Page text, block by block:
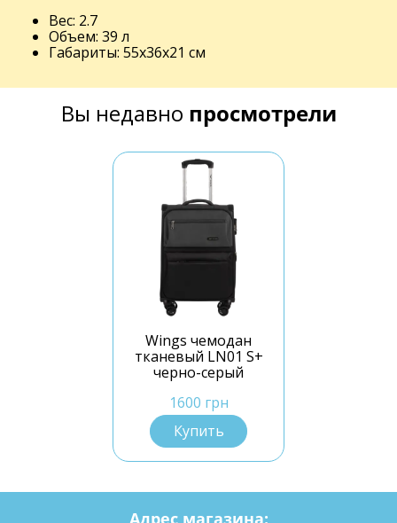
Вес: 2.7
Объем: 39 л
Габариты: 55x36x21 см
Вы недавно просмотрели
Wings чемодан
тканевый LN01 S+
черно-серый
1600 грн
Купить
Адрес магазина: